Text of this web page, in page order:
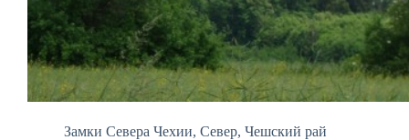
Замки Севера Чехии, Север, Чешский рай